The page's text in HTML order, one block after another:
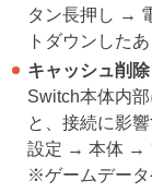
タン長押し →
トダウンした
キャッシュ削除
Switch本体内
と、接続に影
設定 → 本体 →
※ゲームデータ